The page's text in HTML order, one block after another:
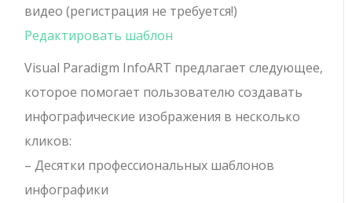
видео (регистрация не требуется!)
Редактировать шаблон
Visual Paradigm InfoART предлагает следующее,
которое помогает пользователю создавать
инфографические изображения в несколько
кликов:
– Десятки профессиональных шаблонов
инфографики